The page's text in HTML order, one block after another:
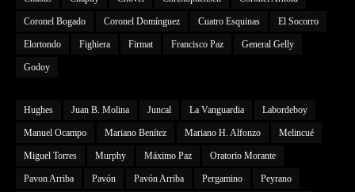
Coronel Bogado Coronel Domínguez Cuatro Esquinas El Socorro
Elortondo Fighiera Firmat Francisco Paz General Gelly
Godoy
Hughes Juan B. Molina Juncal La Vanguardia Labordeboy
Manuel Ocampo Mariano Benítez Mariano H. Alfonzo Melincué
Miguel Torres Murphy Máximo Paz Oratorio Morante
Pavon Arriba Pavón Pavón Arriba Pergamino Peyrano